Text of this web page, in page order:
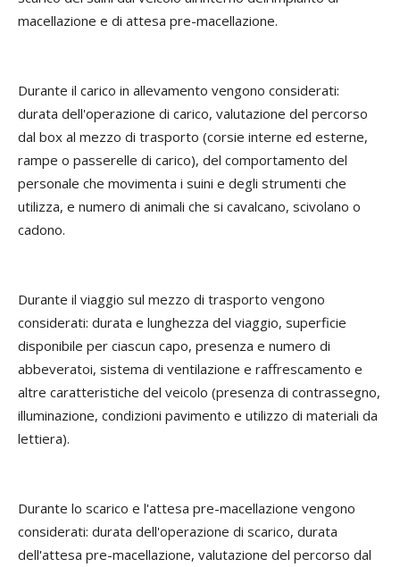
macellazione e di attesa pre-macellazione.
Durante il carico in allevamento vengono considerati:
durata dell'operazione di carico, valutazione del percorso
dal box al mezzo di trasporto (corsie interne ed esterne,
rampe o passerelle di carico), del comportamento del
personale che movimenta i suini e degli strumenti che
utilizza, e numero di animali che si cavalcano, scivolano o
cadono.
Durante il viaggio sul mezzo di trasporto vengono
considerati: durata e lunghezza del viaggio, superficie
disponibile per ciascun capo, presenza e numero di
abbeveratoi, sistema di ventilazione e raffrescamento e
altre caratteristiche del veicolo (presenza di contrassegno,
illuminazione, condizioni pavimento e utilizzo di materiali da
lettiera).
Durante lo scarico e l'attesa pre-macellazione vengono
considerati: durata dell'operazione di scarico, durata
dell'attesa pre-macellazione, valutazione del percorso dal